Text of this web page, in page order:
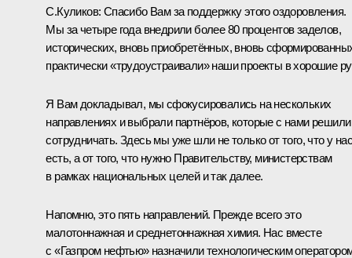
С.Куликов: Спасибо Вам за поддержку этого оздоровления.
Мы за четыре года внедрили более 80 процентов заделов,
исторических, вновь приобретённых, вновь
практически «трудоустраивали» наши проекты в хорошие
Я Вам докладывал, мы сфокусировались на нескольких
направлениях и выбрали партнёров, которые с нами решили
сотрудничать. Здесь мы уже шли не только от того, что у нас
есть, а от того, что нужно Правительству, министерствам
в рамках национальных целей и так далее.
Напомню, это пять направлений. Прежде всего это
малотоннажная и среднетоннажная химия. Нас вместе
с «Газпром нефтью» назначили технологическим